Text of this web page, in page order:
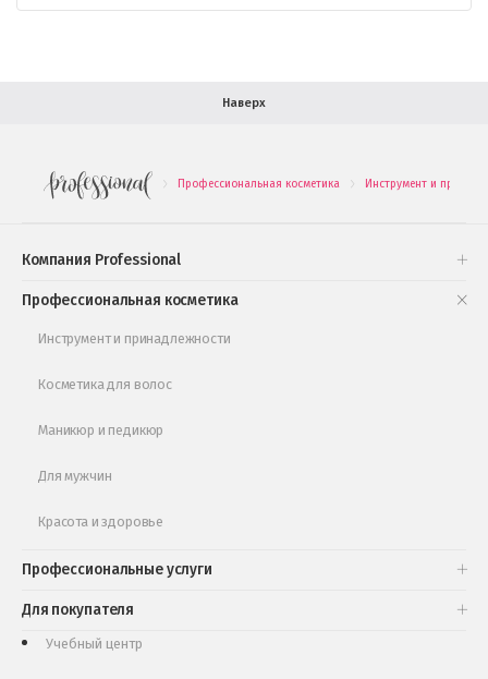
Наверх
. Профессиональная косметика . Инструмент и
Компания Professional
Профессиональная косметика
Инструмент и принадлежности
Косметика для волос
Маникюр и педикюр
Для мужчин
Красота и здоровье
Профессиональные услуги
Для покупателя
Подарочные наборы
Обучающее видео
Учебный центр